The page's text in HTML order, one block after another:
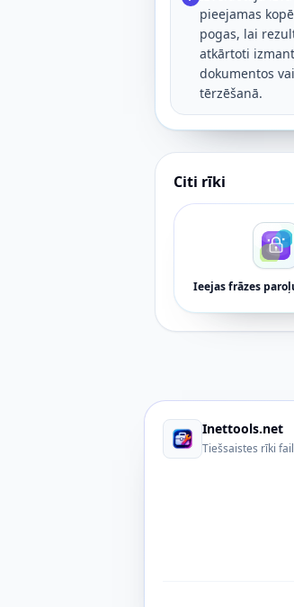
pieejamas
pogas, lai
atkārtoti
dokumentos
tērzēšanā.
Citi rīki
Ieejas frāzes
Inettools.net
Tiešsaistes rīki